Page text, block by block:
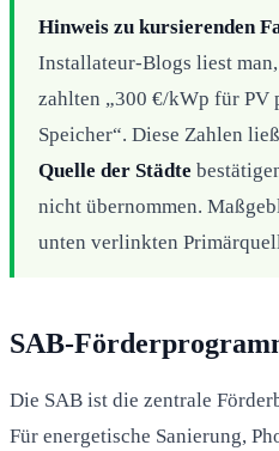
Hinweis zu kursierenden
Installateur-Blogs liest
zahlten „300 €/kWp für PV
Speicher“. Diese Zahlen
Quelle der Städte
nicht übernommen.
unten verlinkten
SAB-
Die SAB ist die zentrale
Für energetische Sanierung,